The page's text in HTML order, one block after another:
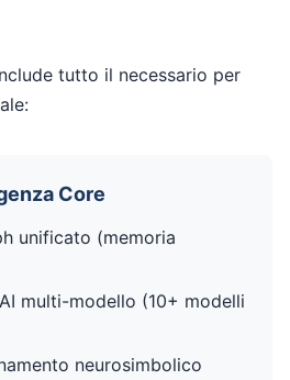
tutto il necessario per
Core
unificato (memoria
multi-modello (10+ modelli
neurosimbolico